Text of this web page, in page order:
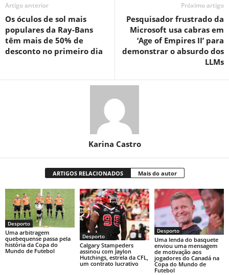
Artigo anterior
Os óculos de sol mais
populares da Ray-Bans
têm mais de 50% de
desconto no primeiro dia
Próximo artigo
Pesquisador frustrado da
Microsoft usa cabras em
‘Age of Empires II’ para
demonstrar o absurdo dos
LLMs
Karina Castro
ARTIGOS RELACIONADOS Mais do autor
Desporto
Uma arbitragem
quebequense passa pela
história da Copa do
Mundo de Futebol
Desporto
Calgary Stampeders
assinou com Jaylon
Hutchings, estrela da CFL,
um contrato lucrativo
Desporto
Uma lenda do basquete
enviou uma mensagem
de motivação aos
jogadores do Canadá na
Copa do Mundo de
Futebol